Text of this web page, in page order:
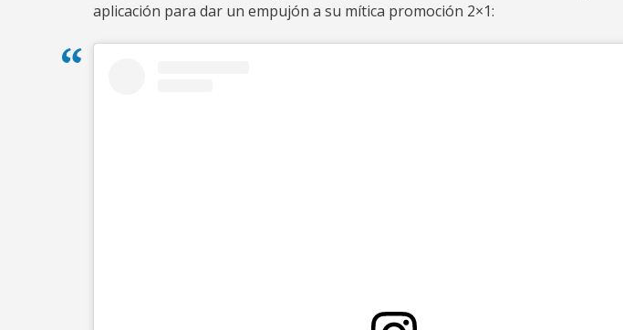
aplicación para dar un empujón a su mítica promoción 2×1: